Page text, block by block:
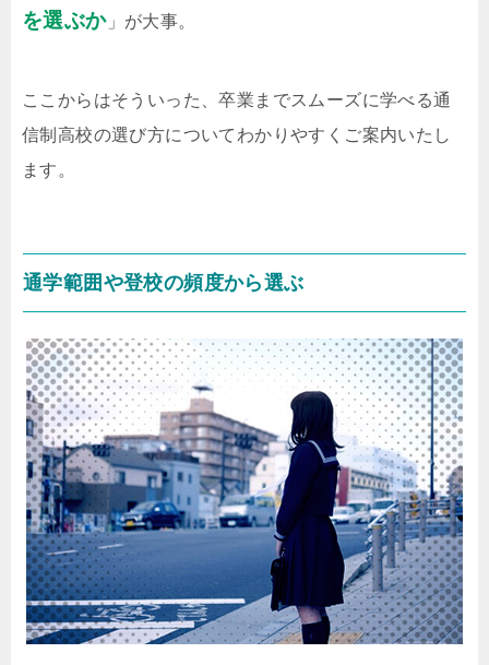
を選ぶか」が大事。
ここからはそういった、卒業までスムーズに学べる通
信制高校の選び方についてわかりやすくご案内いたし
ます。
通学範囲や登校の頻度から選ぶ